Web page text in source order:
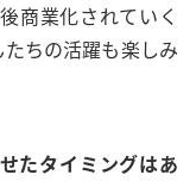
商業化されていく
ちの活躍も楽しみ
たタイミングはあ